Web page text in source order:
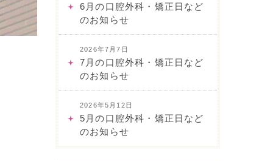
6月の口腔外科・矯正日など
のお知らせ
2026年7月7日
7月の口腔外科・矯正日など
のお知らせ
2026年5月12日
5月の口腔外科・矯正日など
のお知らせ